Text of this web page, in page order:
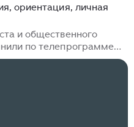
ориентация, личная
и общественного
по телепрограмме
на «Эхо